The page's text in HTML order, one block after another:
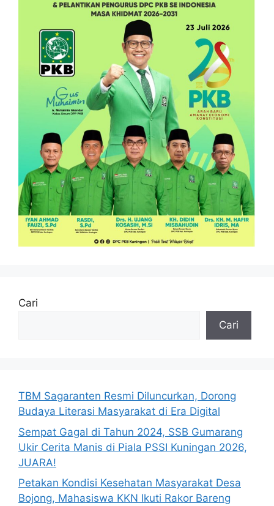
Cari
Cari
TBM Sagaranten Resmi Diluncurkan, Dorong
Budaya Literasi Masyarakat di Era Digital
Sempat Gagal di Tahun 2024, SSB Gumarang
Ukir Cerita Manis di Piala PSSI Kuningan 2026,
JUARA!
Petakan Kondisi Kesehatan Masyarakat Desa
Bojong, Mahasiswa KKN Ikuti Rakor Bareng